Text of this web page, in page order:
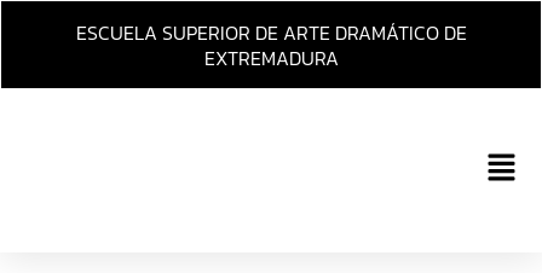
Ir
ESCUELA SUPERIOR DE ARTE DRAMÁTICO DE
EXTREMADURA
Main